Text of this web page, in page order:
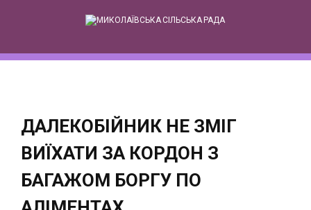
to
ДАЛЕКОБІЙНИК НЕ ЗМІГ
ВИЇХАТИ ЗА КОРДОН З
БАГАЖОМ БОРГУ ПО